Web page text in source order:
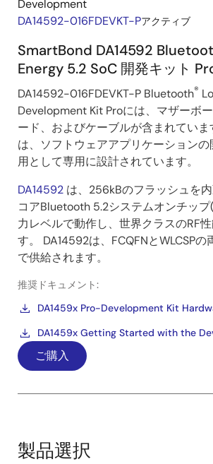
Development
DA14592-016FDEVKT-Pアクティブ
SmartBond DA14592
Energy 5.2 SoC 開発キット
DA14592-016FDEVKT-P Bluetooth®
Development Kit Proには、マザーボ
ード、およびケーブルが含まれていま
は、ソフトウェアアプリケーション
用として専用に設計されています。
DA14592 は、256kBのフラッシュを
コアBluetooth 5.2システムオンチッ
力レベルで動作し、世界クラスのRF
す。 DA14592は、FCQFNとWLCSP
で供給されます。
推奨ドキュメント:
DA1459x Pro-Development Kit
DA1459x Getting Started with the
ご購入
製品選択